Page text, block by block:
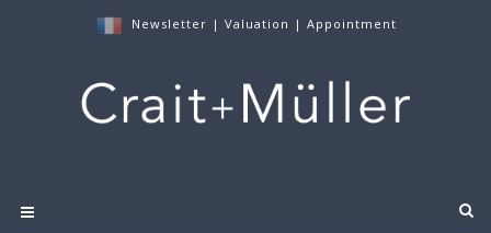
Newsletter | Valuation | Appointment